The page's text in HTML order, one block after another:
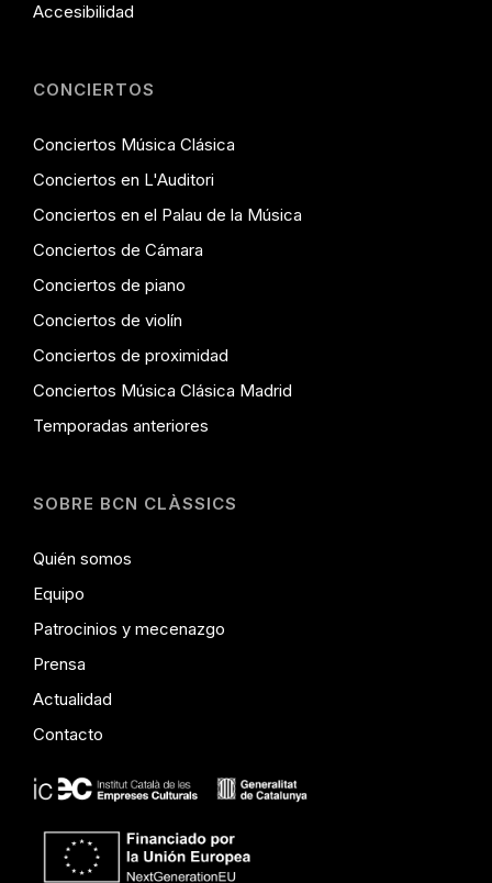
Accesibilidad
CONCIERTOS
Conciertos Música Clásica
Conciertos en L'Auditori
Conciertos en el Palau de la Música
Conciertos de Cámara
Conciertos de piano
Conciertos de violín
Conciertos de proximidad
Conciertos Música Clásica Madrid
Temporadas anteriores
SOBRE BCN CLÀSSICS
Quién somos
Equipo
Patrocinios y mecenazgo
Prensa
Actualidad
Contacto